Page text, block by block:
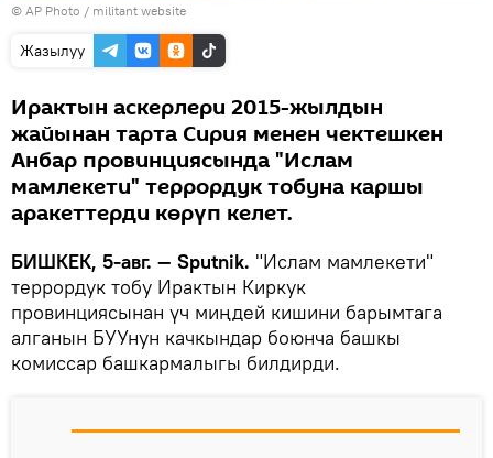
© AP Photo / militant website
Жазылуу
Ирактын аскерлери 2015-жылдын
жайынан тарта Сирия менен чектешкен
Анбар провинциясында "Ислам
мамлекети" террордук тобуна каршы
аракеттерди көрүп келет.
БИШКЕК, 5-авг. — Sputnik. "Ислам мамлекети"
террордук тобу Ирактын Киркук
провинциясынан үч миңдей кишини барымтага
алганын БУУнун качкындар боюнча башкы
комиссар башкармалыгы билдирди.